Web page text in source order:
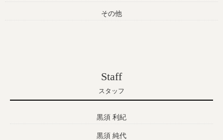
その他
Staff
スタッフ
黒須 利紀
黒須 純代